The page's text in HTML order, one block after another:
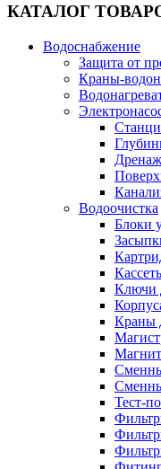
КАТАЛОГ
Водоснабжение
Защита от
Краны-
Водоочистка
Блоки
Ключи
Краны
Тест-